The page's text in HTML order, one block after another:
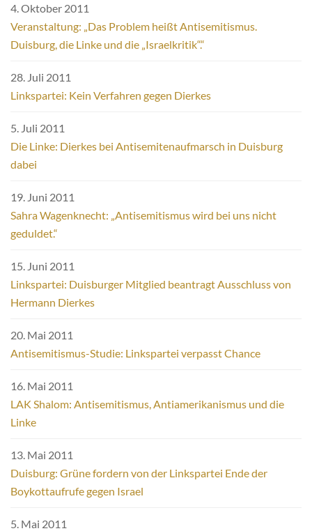
4. Oktober 2011
Veranstaltung: „Das Problem heißt Antisemitismus.
Duisburg, die Linke und die „Israelkritik“.“
28. Juli 2011
Linkspartei: Kein Verfahren gegen Dierkes
5. Juli 2011
Die Linke: Dierkes bei Antisemitenaufmarsch in Duisburg
dabei
19. Juni 2011
Sahra Wagenknecht: „Antisemitismus wird bei uns nicht
geduldet.“
15. Juni 2011
Linkspartei: Duisburger Mitglied beantragt Ausschluss von
Hermann Dierkes
20. Mai 2011
Antisemitismus-Studie: Linkspartei verpasst Chance
16. Mai 2011
LAK Shalom: Antisemitismus, Antiamerikanismus und die
Linke
13. Mai 2011
Duisburg: Grüne fordern von der Linkspartei Ende der
Boykottaufrufe gegen Israel
5. Mai 2011